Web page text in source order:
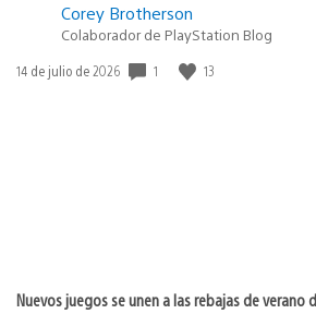
Corey Brotherson
Colaborador de PlayStation Blog
Fecha
14 de julio de 2026 1 13
Nuevos juegos se unen a las rebajas de